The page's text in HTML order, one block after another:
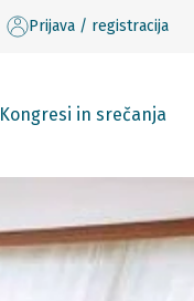
Prijava / registracija
Kongresi in srečanja